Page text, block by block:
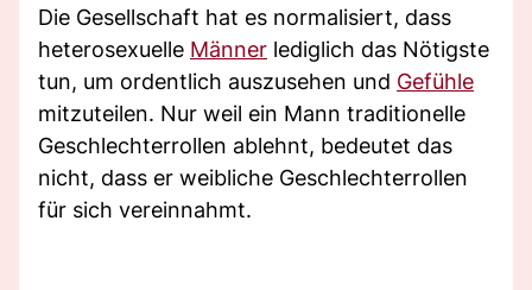
Die Gesellschaft hat es normalisiert, dass
heterosexuelle Männer lediglich das Nötigste
tun, um ordentlich auszusehen und Gefühle
mitzuteilen. Nur weil ein Mann traditionelle
Geschlechterrollen ablehnt, bedeutet das
nicht, dass er weibliche Geschlechterrollen
für sich vereinnahmt.